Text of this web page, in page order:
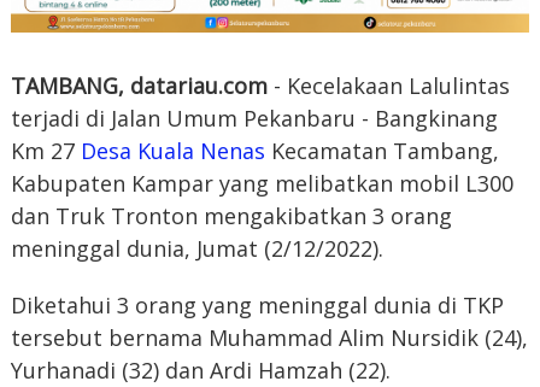
TAMBANG, datariau.com- Kecelakaan Lalulintas
terjadi di Jalan Umum Pekanbaru - Bangkinang
Km 27 Desa Kuala Nenas Kecamatan Tambang,
Kabupaten Kampar yang melibatkan mobil L300
dan Truk Tronton mengakibatkan 3 orang
meninggal dunia, Jumat (2/12/2022).
Diketahui 3 orang yang meninggal dunia di TKP
tersebut bernama Muhammad Alim Nursidik (24),
Yurhanadi (32) dan Ardi Hamzah (22).